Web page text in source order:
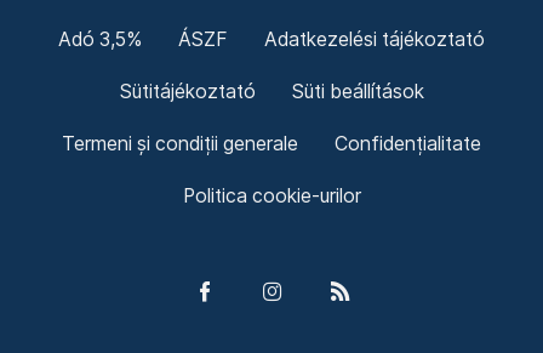
Adó 3,5% ÁSZF Adatkezelési tájékoztató
Sütitájékoztató Süti beállítások
Termeni și condiții generale Confidențialitate
Politica cookie-urilor